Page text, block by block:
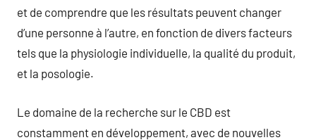
et de comprendre que les résultats peuvent changer
d’une personne à l’autre, en fonction de divers facteurs
tels que la physiologie individuelle, la qualité du produit,
et la posologie.
Le domaine de la recherche sur le CBD est
constamment en développement, avec de nouvelles